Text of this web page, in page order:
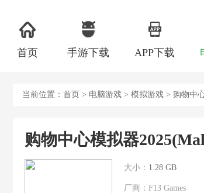
首页 手游下载 APP下载
当前位置： 首页 > 电脑游戏 > 模拟游戏 > 购物中
购物中心模拟器
大小： 1.28 GB
厂商： F13 Games